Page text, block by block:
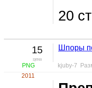
20
15
цена
PNG
2011
Шпоры
kjuby-7